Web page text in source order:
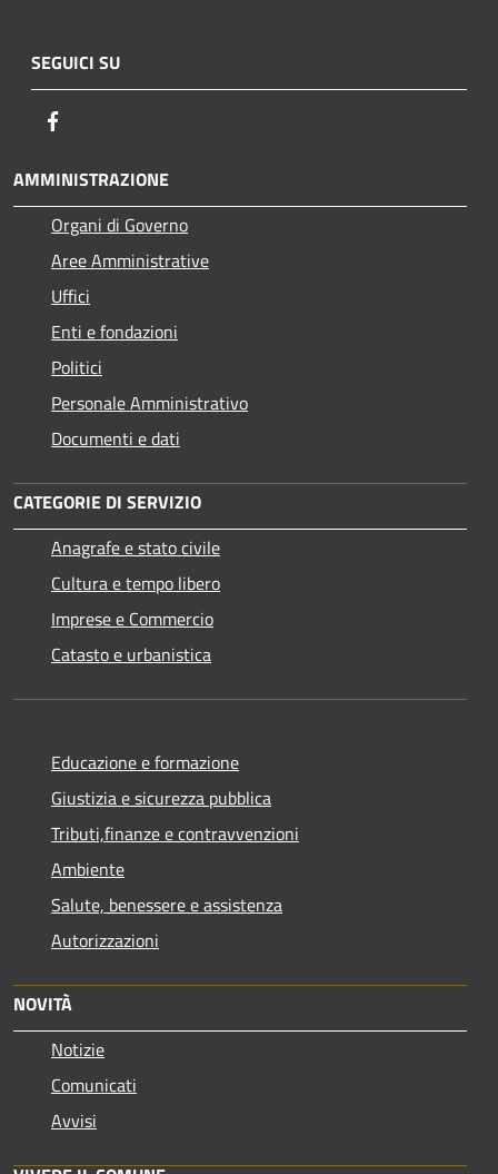
SEGUICI SU
AMMINISTRAZIONE
Organi di Governo
Aree Amministrative
Uffici
Enti e fondazioni
Politici
Personale Amministrativo
Documenti e dati
CATEGORIE DI SERVIZIO
Anagrafe e stato civile
Cultura e tempo libero
Imprese e Commercio
Catasto e urbanistica
Educazione e formazione
Giustizia e sicurezza pubblica
Tributi,finanze e contravvenzioni
Ambiente
Salute, benessere e assistenza
Autorizzazioni
NOVITÀ
Notizie
Comunicati
Avvisi